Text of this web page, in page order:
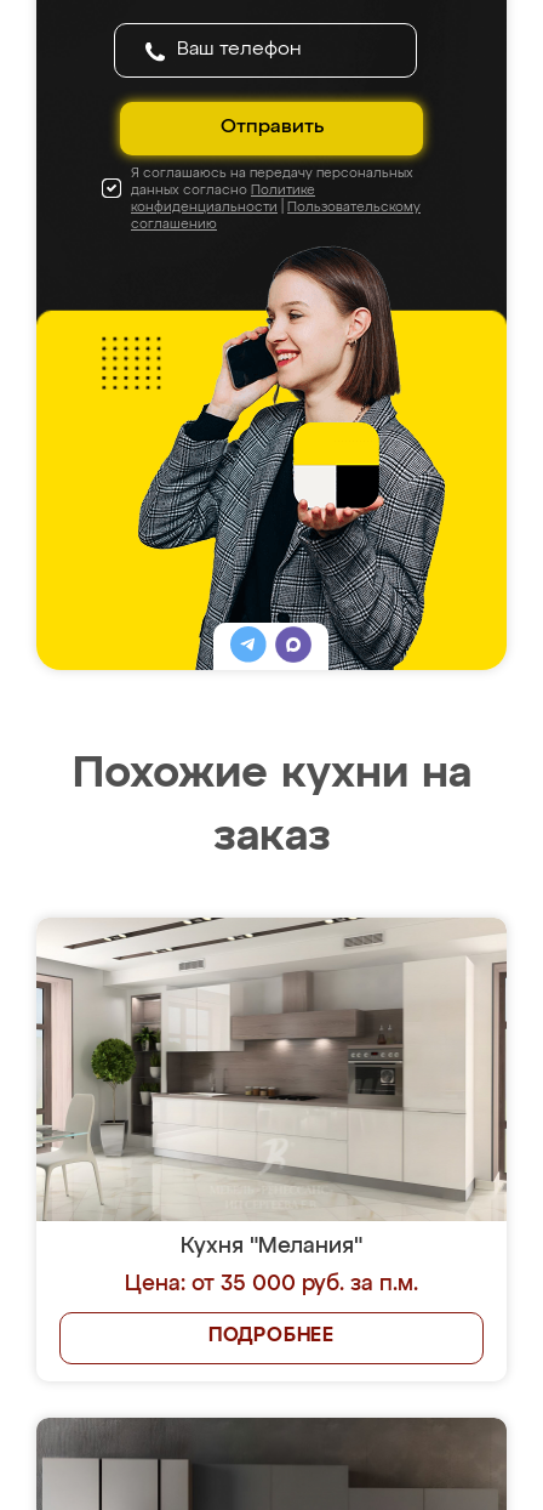
Отправить
Я соглашаюсь на передачу персональных
данных согласно Политике
конфиденциальности
Пользовательскому
соглашению
Похожие кухни на
заказ
Кухня "Мелания"
Цена: от 35 000 руб. за п.м.
ПОДРОБНЕЕ